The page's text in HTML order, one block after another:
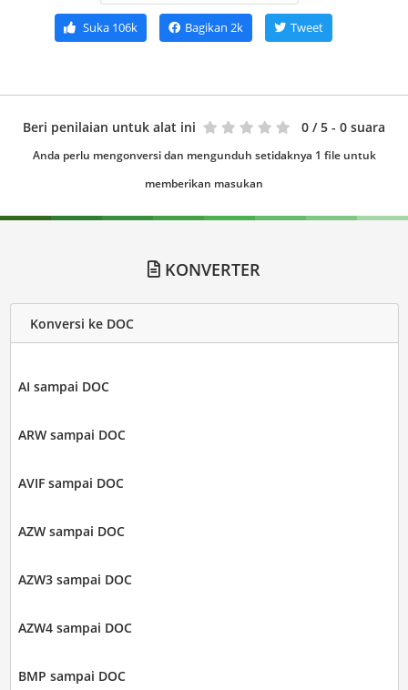
Suka106k Bagikan 2k Tweet
Beri penilaian untuk alat ini 0 / 5 - 0 suara
Anda perlu mengonversi dan mengunduh setidaknya 1 file untuk
memberikan masukan
KONVERTER
Konversi ke DOC
AI sampai DOC
ARW sampai DOC
AVIF sampai DOC
AZW sampai DOC
AZW3 sampai DOC
AZW4 sampai DOC
BMP sampai DOC